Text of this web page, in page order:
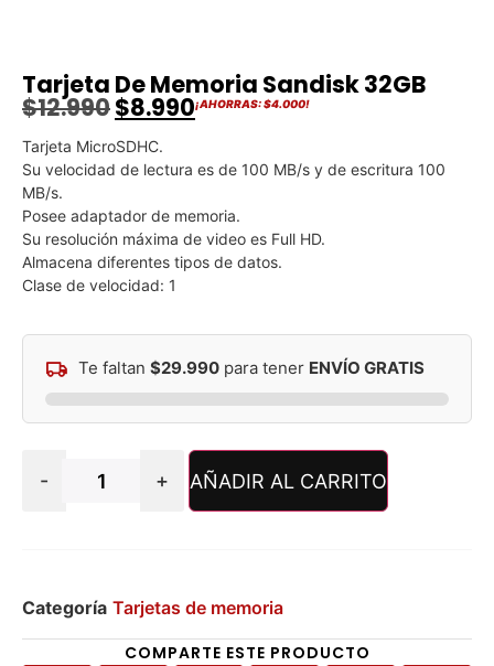
Tarjeta De Memoria Sandisk 32GB
$12.990$8.990¡AHORRAS:$4.000!
Tarjeta MicroSDHC.
Su velocidad de lectura es de 100 MB/s y de escritura 100
MB/s.
Posee adaptador de memoria.
Su resolución máxima de video es Full HD.
Almacena diferentes tipos de datos.
Clase de velocidad: 1
Te faltan $29.990 para tener ENVÍO GRATIS
- + AÑADIR AL CARRITO
Categoría Tarjetas de memoria
COMPARTE ESTE PRODUCTO